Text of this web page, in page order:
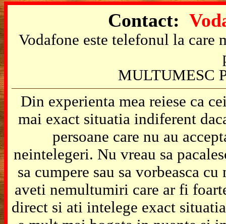
Contact:
Vodafone este telefonul la
MULTUMESC
Din experienta mea reiese ca
mai exact situatia indiferent
persoane care nu au
neintelegeri. Nu vreau sa
sa cumpere sau sa vorbeasca
aveti nemultumiri care ar fi
direct si ati intelege exact